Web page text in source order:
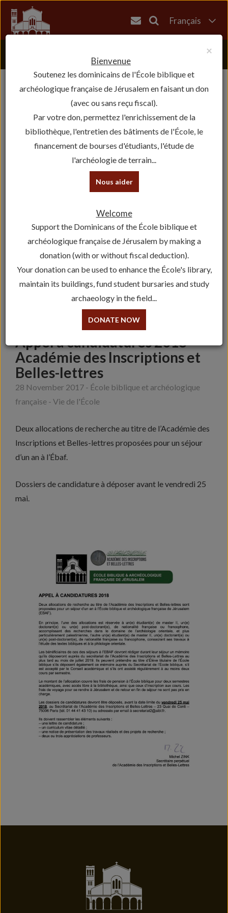
Français
עברית
Appel à candidatures 2018 –
Académie des Inscriptions et
Belles-lettres
28 November 2017 - École biblique et archéologique
française - Vie de l'École
Deux allocations de recherche au titre de l’Académie des
Inscriptions et Belles-lettres proposées pour un séjour
d’un an à l’Ébaf.
Dossiers de candidature à déposer avant le vendredi 25
mai.
×
Bienvenue
Soutenez les dominicains de l'École biblique et
archéologique française de Jérusalem en faisant un don
(avec ou sans reçu fiscal).
Par votre don, permettez l'enrichissement de la
bibliothèque, l'entretien des bâtiments de l'École, le
financement de bourses d'étudiants, l'étude de
l'archéologie de terrain...
Nous aider
Welcome
Support the Dominicans of the École biblique et
archéologique française de Jérusalem by making a
donation (with or without fiscal deduction).
Your donation can be used to enhance the École's library,
maintain its buildings, fund student bursaries and study
archaeology in the field...
DONATE NOW